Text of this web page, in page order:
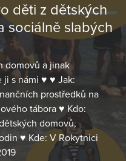
děti z dětských
sociálně slabých
domovů a jinak
s námi ♥ ♥ Jak:
prostředků na
tábora ♥ Kdo:
domovů,
♥ Kde: V Rokytnici